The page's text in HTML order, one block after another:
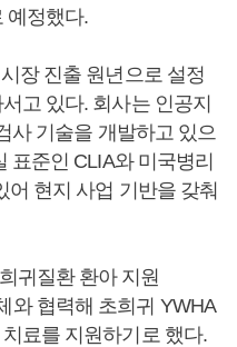
예정했다.
장 진출 원년으로 설정
고 있다. 회사는 인공지
사 기술을 개발하고 있으
표준인 CLIA와 미국병리
어 현지 사업 기반을 갖춰
귀질환 환아 지원
와 협력해 초희귀 YWHA
료를 지원하기로 했다.